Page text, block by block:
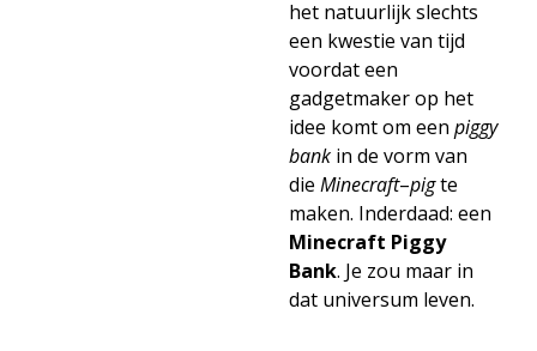
het natuurlijk slechts
een kwestie van tijd
voordat een
gadgetmaker op het
idee komt om een piggy
bank in de vorm van
die Minecraft–pigte
maken. Inderdaad: een
Minecraft Piggy
Bank. Je zou maar in
dat universum leven.